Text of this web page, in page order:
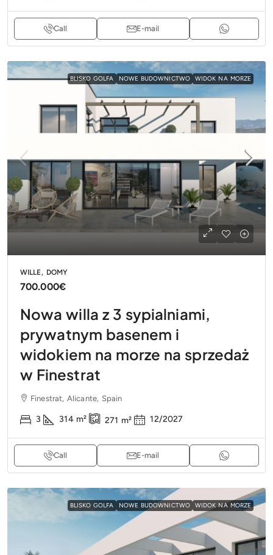
Call E-mail
BLISKO GOLFA NOWE BUDOWNICTWO WIDOK NA MORZE
WILLE, DOMY
700.000€
Nowa willa z 3 sypialniami,
prywatnym basenem i
widokiem na morze na sprzedaż
w Finestrat
Finestrat, Alicante, Spain
3 314 m² 271 m² 12/2027
Call E-mail
BLISKO GOLFA NOWE BUDOWNICTWO WIDOK NA MORZE